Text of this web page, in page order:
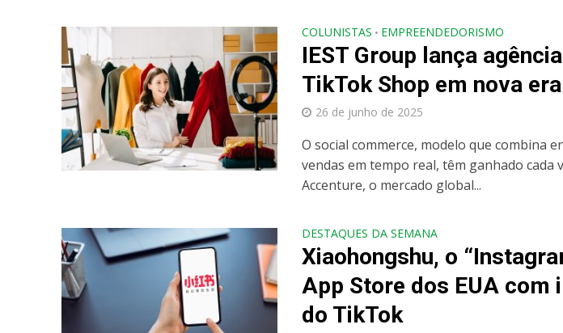
COLUNISTAS • EMPREENDEDORISMO
IEST Group lança
TikTok Shop em nova
26 de junho de 2025
O social commerce, modelo que combina
vendas em tempo real, têm ganhado cada
Accenture, o mercado global...
DESTAQUES DA SEMANA
Xiaohongshu, o
App Store dos EUA com
do TikTok